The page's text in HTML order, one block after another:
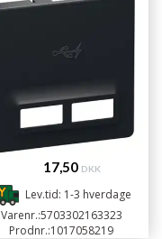
17,50 DKK
Lev.tid: 1-3 hverdage
Varenr.:5703302163323
Prodnr.:1017058219